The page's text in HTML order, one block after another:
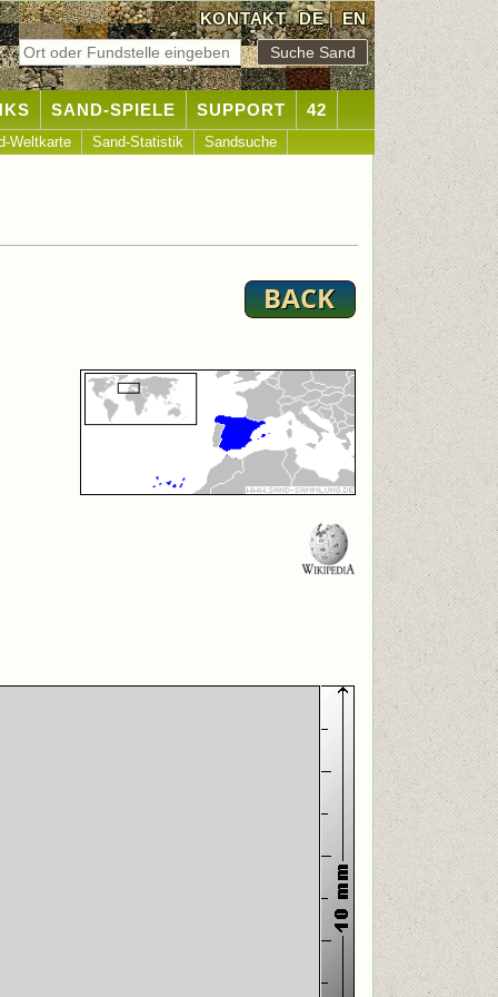
KONTAKT DE|EN
SAND-SPIELE SUPPORT 42
Weltkarte Sand-Statistik Sandsuche